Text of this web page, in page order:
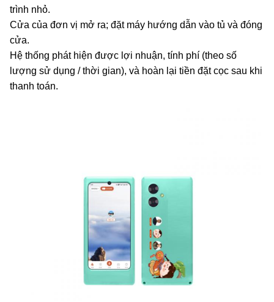
trình nhỏ.
Cửa của đơn vị mở ra; đặt máy hướng dẫn vào tủ và đóng
cửa.
Hệ thống phát hiện được lợi nhuận, tính phí (theo số
lượng sử dụng / thời gian), và hoàn lại tiền đặt cọc sau khi
thanh toán.